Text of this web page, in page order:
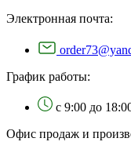
Электронная почта:
График работы:
с 9:00 до
Офис продаж и